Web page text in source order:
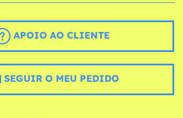
APOIO AO CLIENTE
SEGUIR O MEU PEDIDO